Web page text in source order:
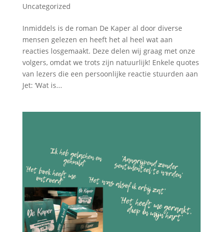
Uncategorized
Inmiddels is de roman De Kaper al door diverse
mensen gelezen en heeft het al heel wat aan
reacties losgemaakt. Deze delen wij graag met onze
volgers, omdat we trots zijn natuurlijk! Enkele quotes
van lezers die een persoonlijke reactie stuurden aan
Jet: ‘Wat is...